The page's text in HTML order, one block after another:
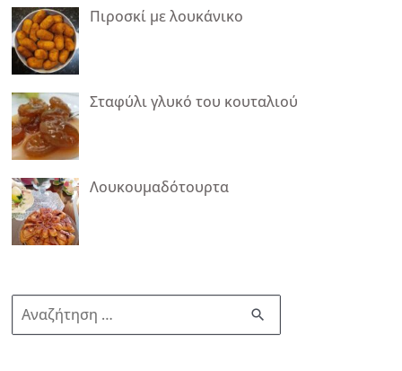
Πιροσκί με λουκάνικο
Σταφύλι γλυκό του κουταλιού
Λουκουμαδότουρτα
ν